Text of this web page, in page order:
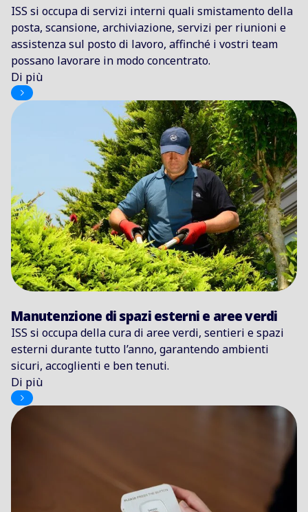
ISS si occupa di servizi interni quali smistamento della
posta, scansione, archiviazione, servizi per riunioni e
assistenza sul posto di lavoro, affinché i vostri team
possano lavorare in modo concentrato.
Di più
Manutenzione di spazi esterni e aree verdi
ISS si occupa della cura di aree verdi, sentieri e spazi
esterni durante tutto l’anno, garantendo ambienti
sicuri, accoglienti e ben tenuti.
Di più